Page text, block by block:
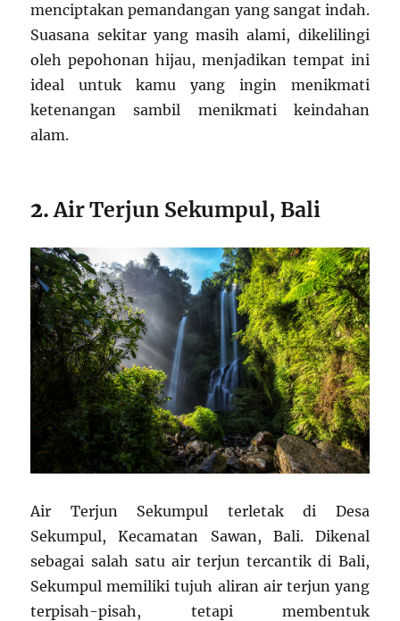
menciptakan pemandangan yang sangat indah.
Suasana sekitar yang masih alami, dikelilingi
oleh pepohonan hijau, menjadikan tempat ini
ideal untuk kamu yang ingin menikmati
ketenangan sambil menikmati keindahan
alam.
2.Air Terjun Sekumpul, Bali
Air Terjun Sekumpul terletak di Desa
Sekumpul, Kecamatan Sawan, Bali. Dikenal
sebagai salah satu air terjun tercantik di Bali,
Sekumpul memiliki tujuh aliran air terjun yang
terpisah-pisah, tetapi membentuk